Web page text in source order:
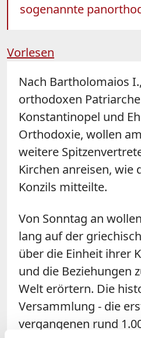
sogenannte
Vorlesen
Nach Bartholomaios
orthodoxen
Konstantinopel und
Orthodoxie, wollen
weitere
Kirchen anreisen, wie
Konzils mitteilte.
Von Sonntag an
lang auf der
über die Einheit ihrer
und die Beziehungen
Welt erörtern. Die
Versammlung - die
vergangenen rund